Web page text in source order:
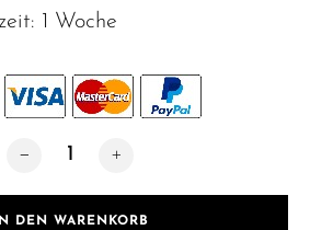
1 Woche
Wohnzimmertisch, Couchtisch Tisch
DEN WARENKORB